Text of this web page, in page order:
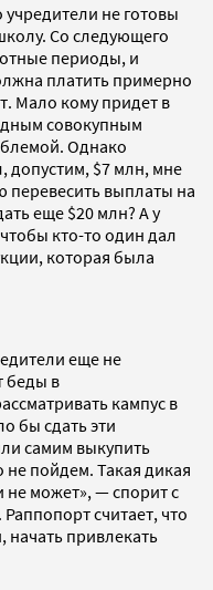
не готовы
Со следующего
периоды, и
платить примерно
Мало кому придет в
совокупным
Однако
допустим, $7 млн, мне
перевесить выплаты на
еще $20 млн? А у
кто-то один дал
которая была
еще не
беды в
кампус в
бы сдать эти
самим выкупить
не пойдем. Такая дикая
не может», — спорит с
считает, что
начать привлекать